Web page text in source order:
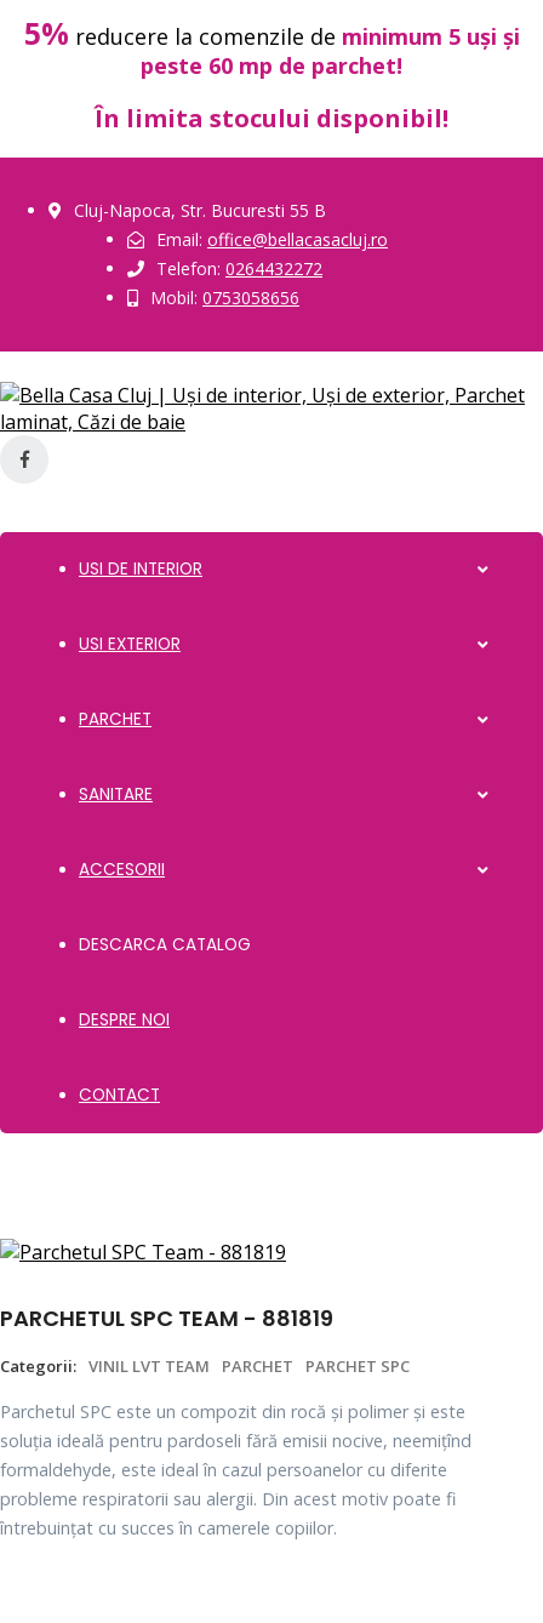
5% reducere la comenzile de minimum 5 uși și
peste 60 mp de parchet!
În limita stocului disponibil!
Cluj-Napoca, Str. Bucuresti 55 B
Email: office@bellacasacluj.ro
Telefon: 0264432272
Mobil: 0753058656
USI DE INTERIOR
USI EXTERIOR
PARCHET
SANITARE
ACCESORII
DESCARCA CATALOG
DESPRE NOI
CONTACT
PARCHETUL SPC TEAM - 881819
Categorii: VINIL LVT TEAM PARCHET PARCHET SPC
Parchetul SPC este un compozit din rocă și polimer și este
soluția ideală pentru pardoseli fără emisii nocive, neemițînd
formaldehyde, este ideal în cazul persoanelor cu diferite
probleme respiratorii sau alergii. Din acest motiv poate fi
întrebuințat cu succes în camerele copiilor.